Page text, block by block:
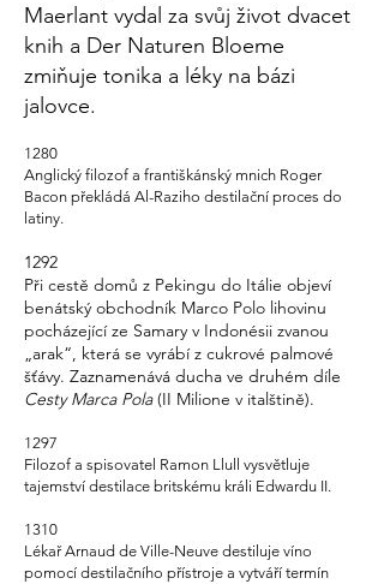
Maerlant vydal za svůj život dvacet
knih a Der Naturen Bloeme
zmiňuje tonika a léky na bázi
jalovce.
1280
Anglický filozof a františkánský mnich Roger
Bacon překládá Al-Raziho destilační proces do
latiny.
1292
Při cestě domů z Pekingu do Itálie objeví
benátský obchodník Marco Polo lihovinu
pocházející ze Samary v Indonésii zvanou
„arak“, která se vyrábí z cukrové palmové
šťávy. Zaznamenává ducha ve druhém díle
Cesty Marca Pola(II Milione v italštině).
1297
Filozof a spisovatel Ramon Llull vysvětluje
tajemství destilace britskému králi Edwardu II.
1310
Lékař Arnaud de Ville-Neuve destiluje víno
pomocí destilačního přístroje a vytváří termín